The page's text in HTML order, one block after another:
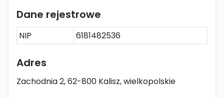
Dane rejestrowe
NIP 6181482536
Adres
Zachodnia 2, 62-800 Kalisz, wielkopolskie